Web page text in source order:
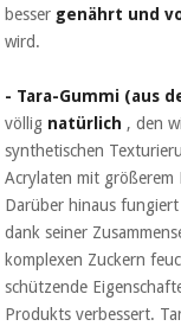
besser genährt und
wird.
- Tara-Gummi (aus
völlig natürlich , den
synthetischen
Acrylaten mit größerem
Darüber hinaus fungiert
dank seiner
komplexen Zuckern
schützende
Produkts verbessert.